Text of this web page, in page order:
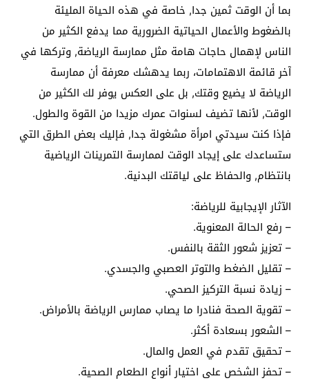
بما أن الوقت ثمين جدا, خاصة في هذه الحياة المليئة
بالضغوط والأعمال الحياتية الضرورية مما يدفع الكثير من
الناس لإهمال حاجات هامة مثل ممارسة الرياضة, وتركها في
آخر قائمة الاهتمامات، ربما يدهشك معرفة أن ممارسة
الرياضة لا يضيع وقتك, بل على العكس يوفر لك الكثير من
الوقت, لأنها تضيف لسنوات عمرك مزيدا من القوة والطول.
فإذا كنت سيدتي امرأة مشغولة جدا, فإليك بعض الطرق التي
ستساعدك على إيجاد الوقت لممارسة التمرينات الرياضية
بانتظام, والحفاظ على لياقتك البدنية.
الآثار الإيجابية للرياضة:
– رفع الحالة المعنوية.
– تعزيز شعور الثقة بالنفس.
– تقليل الضغط والتوتر العصبي والجسدي.
– زيادة نسبة التركيز الصحي.
– تقوية الصحة فنادرا ما يصاب ممارس الرياضة بالأمراض.
– الشعور بسعادة أكثر.
– تحقيق تقدم في العمل والمال.
– تحفز الشخص على اختيار أنواع الطعام الصحية.